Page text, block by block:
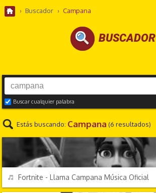
› Buscador › Campana
BUSCADOR
Buscar cualquier palabra
Estás buscando: Campana (6 resultados)
REPRODUCIR
Fortnite - Llama Campana Música Oficial